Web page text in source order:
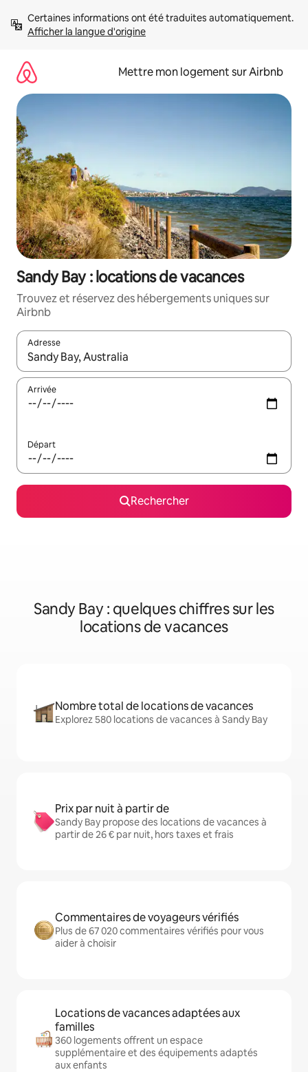
directement
Afficher la langue d'origine
Mettre mon logement sur Airbnb
Sandy Bay : locations de vacances
Trouvez et réservez des hébergements uniques sur
Airbnb
Adresse
Lorsque les résultats s'affichent, utilisez les flèches vers le
Arrivée
Départ
Rechercher
Sandy Bay : quelques chiffres sur les
locations de vacances
Nombre total de locations de vacances
Explorez 580 locations de vacances à Sandy Bay
Prix par nuit à partir de
Sandy Bay propose des locations de vacances à
partir de 26 € par nuit, hors taxes et frais
Commentaires de voyageurs vérifiés
Plus de 67 020 commentaires vérifiés pour vous
aider à choisir
Locations de vacances adaptées aux
familles
360 logements offrent un espace
supplémentaire et des équipements adaptés
aux enfants